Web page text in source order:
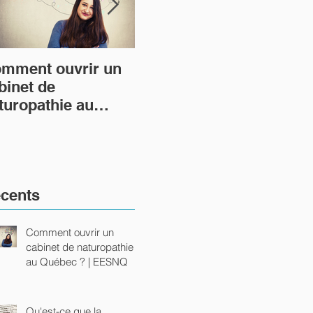
ouvrir un
de
au
Comment ouvrir un
cabinet de naturopathie
au Québec ? | EESNQ